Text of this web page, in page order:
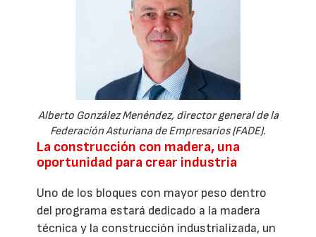
Alberto González Menéndez, director general de la
Federación Asturiana de Empresarios (FADE).
La construcción con madera, una
oportunidad para crear industria
Uno de los bloques con mayor peso dentro
del programa estará dedicado a la madera
técnica y la construcción industrializada, un